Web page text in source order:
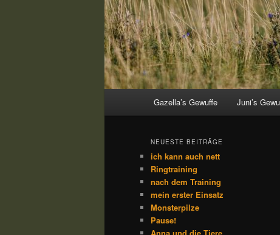
Gazella’s Gewuffe Juni’s
NEUESTE BEITRÄGE
ich kann auch nett
Ringtraining
nach dem Training
mein erster Einsatz
Monsterpilze
Pause!